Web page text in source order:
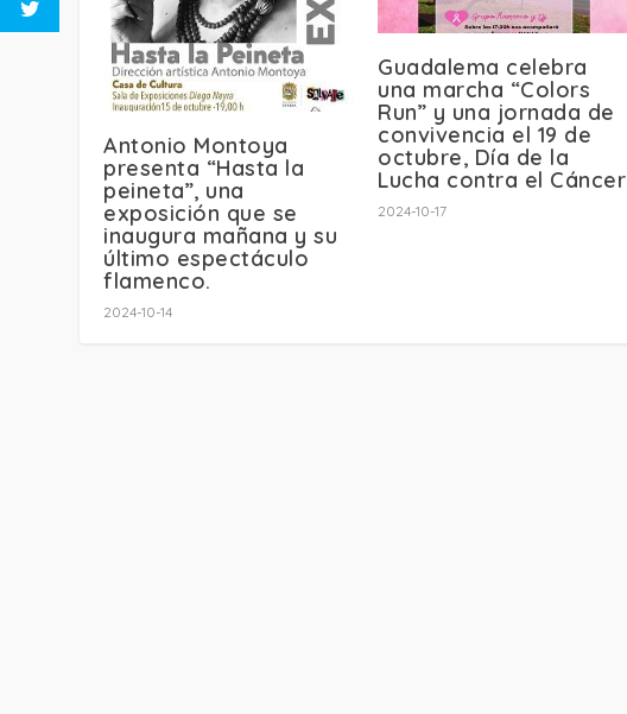
Antonio Montoya
presenta “Hasta la
peineta”, una
exposición que se
inaugura mañana y su
último espectáculo
flamenco.
2024-10-14
Guadalema celebra
una marcha “Colors
Run” y una jornada de
convivencia el 19 de
octubre, Día de la
Lucha contra el Cáncer
2024-10-17